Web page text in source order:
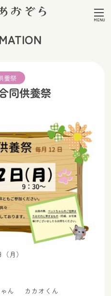
養祭
同供養祭
月）
ん カカオくん